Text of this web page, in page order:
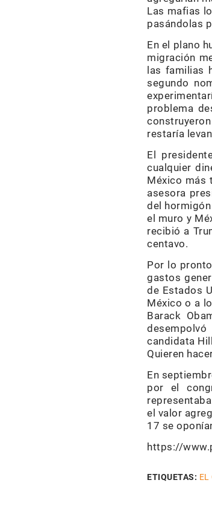
Las mafias
pasándolas
En el plano
migración
las familias
segundo
problema
restaría
El
cualquier
México más
asesora
del
el muro y
recibió a
centavo.
Por lo
gastos
de Estados
México o a
Barack
candidata
Quieren
En
por el
el valor
17 se
https://
ETIQUETAS: EL